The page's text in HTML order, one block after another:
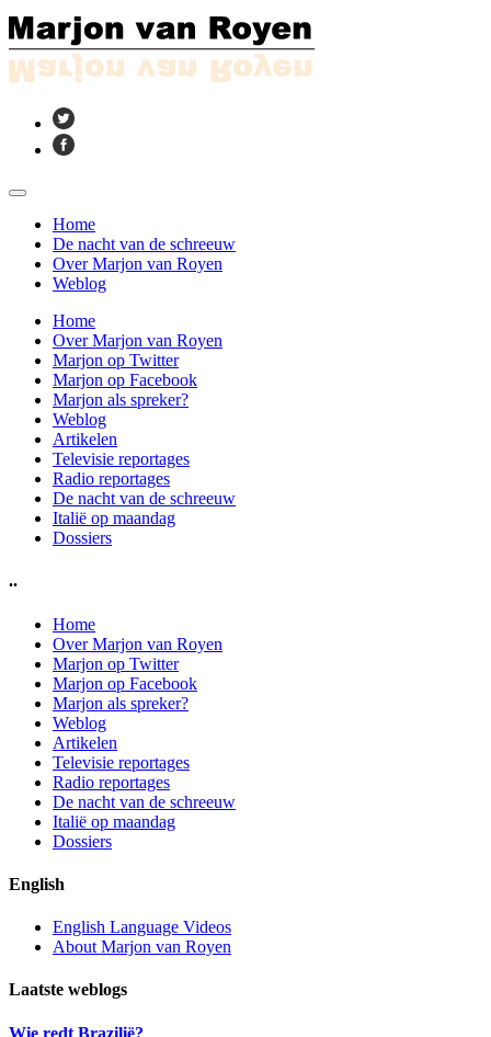
Home
De nacht van de schreeuw
Over Marjon van Royen
Weblog
Home
Over Marjon van Royen
Marjon op Twitter
Marjon op Facebook
Marjon als spreker?
Weblog
Artikelen
Televisie reportages
Radio reportages
De nacht van de schreeuw
Italië op maandag
Dossiers
..
Home
Over Marjon van Royen
Marjon op Twitter
Marjon op Facebook
Marjon als spreker?
Weblog
Artikelen
Televisie reportages
Radio reportages
De nacht van de schreeuw
Italië op maandag
Dossiers
English
English Language Videos
About Marjon van Royen
Laatste weblogs
Wie redt Brazilië?